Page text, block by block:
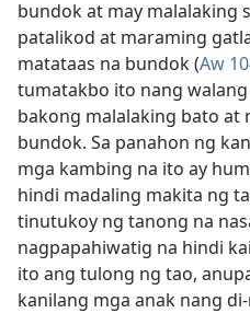
bundok at may malalaking
patalikod at maraming
matataas na bundok (Aw
tumatakbo ito nang
bakong malalaking bato at
bundok. Sa panahon ng
mga kambing na ito ay
hindi madaling makita ng
tinutukoy ng tanong na
nagpapahiwatig na hindi
ito ang tulong ng tao,
kanilang mga anak nang